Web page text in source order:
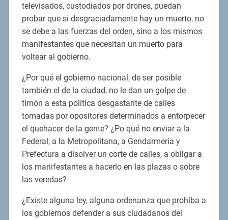
televisados, custodiados por drones, puedan
probar que si desgraciadamente hay un muerto, no
se debe a las fuerzas del orden, sino a los mismos
manifestantes que necesitan un muerto para
voltear al gobierno.
¿Por qué el gobierno nacional, de ser posible
también el de la ciudad, no le dan un golpe de
timón a esta política desgastante de calles
tomadas por opositores determinados a entorpecer
el quehacer de la gente? ¿Po qué no enviar a la
Federal, a la Metropolitana, a Gendarmería y
Prefectura a disolver un corte de calles, a obligar a
los manifestantes a hacerlo en las plazas o sobre
las veredas?
¿Existe alguna ley, alguna ordenanza que prohíba a
los gobiernos defender a sus ciudadanos del